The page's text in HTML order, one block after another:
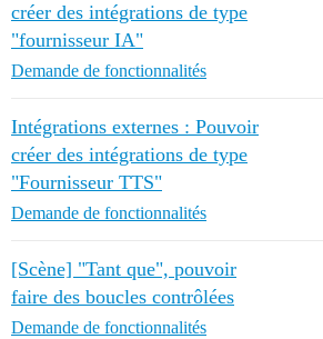
créer des intégrations de type
"fournisseur IA"
Demande de fonctionnalités
Intégrations externes : Pouvoir
créer des intégrations de type
"Fournisseur TTS"
Demande de fonctionnalités
[Scène] "Tant que", pouvoir
faire des boucles contrôlées
Demande de fonctionnalités